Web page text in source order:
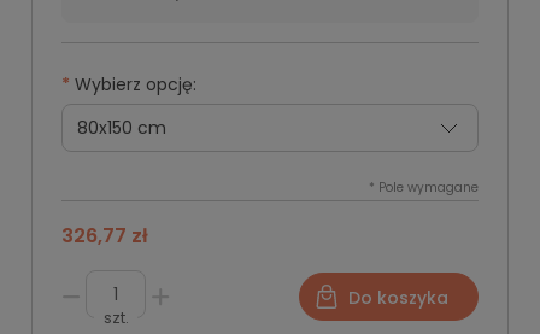
* Wybierz opcję:
* Pole wymagane
326,77 zł
szt.
Do koszyka